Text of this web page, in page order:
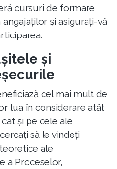
cursuri de formare
și asigurați-vă
și
cel mai mult de
lua în considerare atât
și pe cele ale
să le vindeți
ale
a Proceselor,